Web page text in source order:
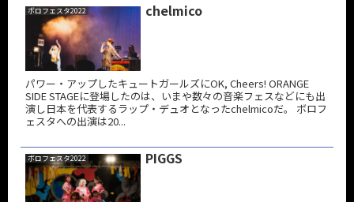
ボロフェスタ2022 chelmico
パワー・アップしたキュートガールズにOK, Cheers! ORANGE
SIDE STAGEに登場したのは、いまや数々の音楽フェスなどにも出
演し日本を代表するラップ・デュオとなったchelmicoだ。 ボロフ
ェスタへの出演は20...
ボロフェスタ2022 PIGGS